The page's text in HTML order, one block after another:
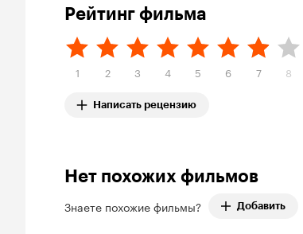
Рейтинг фильма
1 2 3 4 5 6 7 8
Написать рецензию
Нет похожих фильмов
Знаете похожие фильмы? Добавить